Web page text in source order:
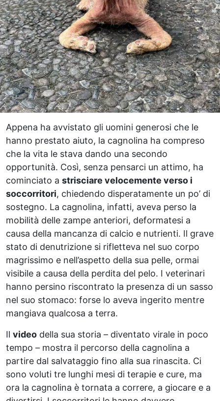
Appena ha avvistato gli uomini generosi che le
hanno prestato aiuto, la cagnolina ha compreso
che la vita le stava dando una secondo
opportunità. Così, senza pensarci un attimo, ha
cominciato a strisciare velocemente verso i
soccorritori, chiedendo disperatamente un po’ di
sostegno. La cagnolina, infatti, aveva perso la
mobilità delle zampe anteriori, deformatesi a
causa della mancanza di calcio e nutrienti. Il grave
stato di denutrizione si rifletteva nel suo corpo
magrissimo e nell’aspetto della sua pelle, ormai
visibile a causa della perdita del pelo. I veterinari
hanno persino riscontrato la presenza di un sasso
nel suo stomaco: forse lo aveva ingerito mentre
mangiava qualcosa a terra.
Il video della sua storia – diventato virale in poco
tempo – mostra il percorso della cagnolina a
partire dal salvataggio fino alla sua rinascita. Ci
sono voluti tre lunghi mesi di terapie e cure, ma
ora la cagnolina è tornata a correre, a giocare e a